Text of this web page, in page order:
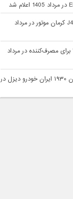
شرایط فروش اقساطی جک J4 کرمان موتور در مرداد
قیمت جدید وانت سایپا ۱۵۱ برای مصرف‌کننده در مرداد
شرایط فروش اقساطی کامیون ۱۹۳۰ ایران خودرو دیزل در